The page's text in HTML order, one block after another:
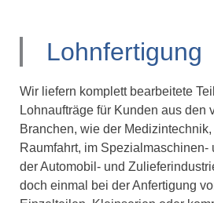
Lohnfertigung
Wir liefern komplett bearbeitete
Lohnaufträge für Kunden aus den
Branchen, wie der Medizintechnik,
Raumfahrt, im Spezialmaschinen-
der Automobil- und
doch einmal bei der Anfertigung